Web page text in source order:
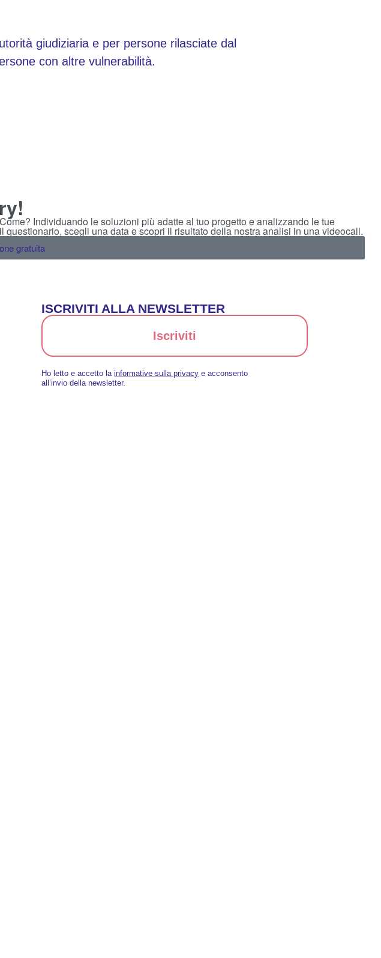
giudiziaria e per persone rilasciate dal
con altre vulnerabilità.
Individuando le soluzioni più adatte al tuo progetto e analizzando le tue
scegli una data e scopri il risultato della nostra analisi in una videocall.
gratuita
ISCRIVITI ALLA NEWSLETTER
Iscriviti
Ho letto e accetto lainformative sulla privacy e acconsento
all’invio della newsletter.